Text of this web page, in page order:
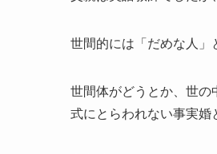
世間的には「だめな人」
世間体がどうとか、世の
式にとらわれない事実婚